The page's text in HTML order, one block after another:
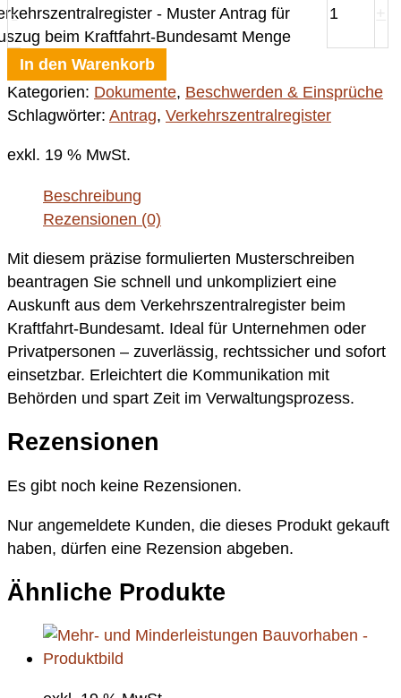
-
- Muster Antrag für
beim Kraftfahrt-Bundesamt Menge
In den Warenkorb
Kategorien: Dokumente, Beschwerden & Einsprüche
Schlagwörter: Antrag, Verkehrszentralregister
exkl. 19 % MwSt.
Beschreibung
Rezensionen (0)
Mit diesem präzise formulierten Musterschreiben
beantragen Sie schnell und unkompliziert eine
Auskunft aus dem Verkehrszentralregister beim
Kraftfahrt-Bundesamt. Ideal für Unternehmen oder
Privatpersonen – zuverlässig, rechtssicher und sofort
einsetzbar. Erleichtert die Kommunikation mit
Behörden und spart Zeit im Verwaltungsprozess.
Rezensionen
Es gibt noch keine Rezensionen.
Nur angemeldete Kunden, die dieses Produkt gekauft
haben, dürfen eine Rezension abgeben.
Ähnliche Produkte